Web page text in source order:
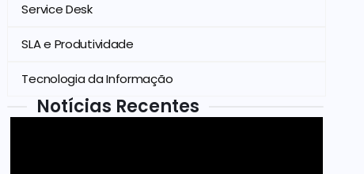
Service Desk
SLA e Produtividade
Tecnologia da Informação
Notícias Recentes